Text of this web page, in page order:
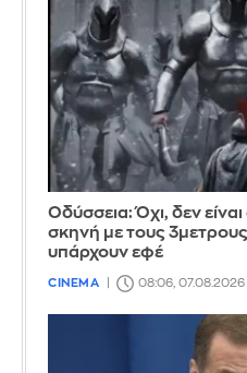
Οδύσσεια: Όχι, δεν
σκηνή με τους
υπάρχουν εφέ
CINEMA 08:06, 07.08.2026